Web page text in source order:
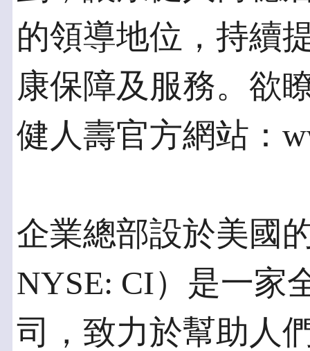
的領導地位，持續
康保障及服務。欲
健人壽官方網站：
企業總部設於美國
NYSE: CI）是一家
司，致力於幫助人